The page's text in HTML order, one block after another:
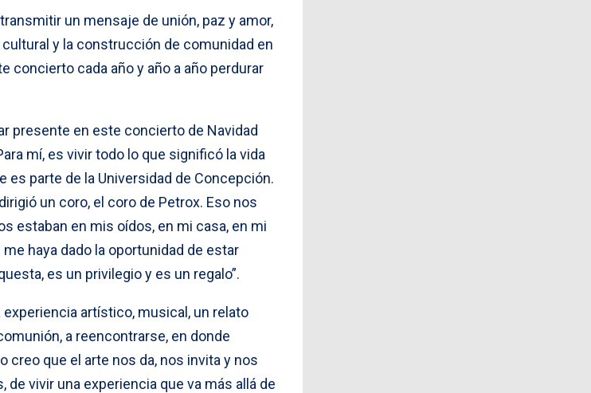
un mensaje de unión, paz y amor,
y la construcción de comunidad en
concierto cada año y año a año perdurar
presente en este concierto de Navidad
mí, es vivir todo lo que significó la vida
parte de la Universidad de Concepción.
un coro, el coro de Petrox. Eso nos
estaban en mis oídos, en mi casa, en mi
haya dado la oportunidad de estar
es un privilegio y es un regalo”.
experiencia artístico, musical, un relato
a reencontrarse, en donde
que el arte nos da, nos invita y nos
vivir una experiencia que va más allá de